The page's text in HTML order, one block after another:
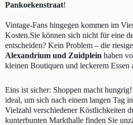
Pankoekenstraat!
Vintage-Fans hingegen kommen im
Kosten.Sie können sich nicht für eine
entscheiden? Kein Problem – die
Alexandrium und Zuidplein haben
kleinen Boutiquen und leckerem Essen
Eins ist sicher: Shoppen macht
ideal, um sich nach einem langen Tag
Vielzahl verschiedener Köstlichkeiten
kunterbunten Markthalle finden Sie